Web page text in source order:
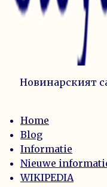
Новинарският
Home
Blog
Informatie
Nieuwe
WIKIPEDIA